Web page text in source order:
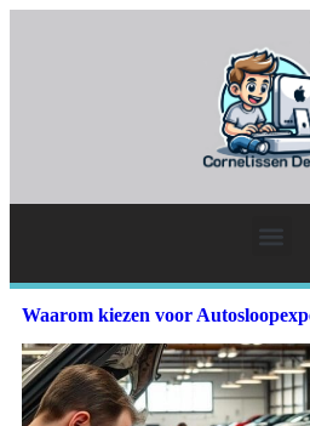
Waarom kiezen voor